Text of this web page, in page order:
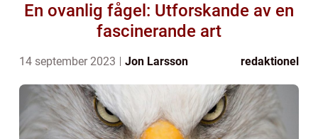
En ovanlig fågel: Utforskande av en
fascinerande art
14 september 2023 Jon Larsson redaktionel